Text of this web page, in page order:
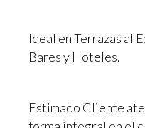
Ideal en Terrazas al
Bares y Hoteles.
Estimado Cliente